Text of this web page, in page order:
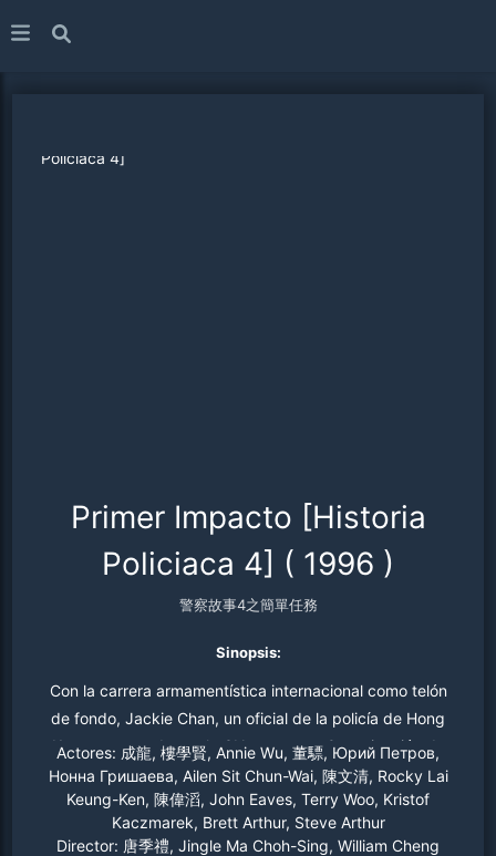
Primer Impacto [Historia
Policiaca 4] ( 1996 )
警察故事4之簡單任務
Sinopsis:
Con la carrera armamentística internacional como telón
de fondo, Jackie Chan, un oficial de la policía de Hong
Kong contratado por la CIA y por una Organización de
Inteligencia Rusa, utiliza todas las armas a su alcance
para recuperar una cabeza atómica ucraniana que ha
sido robada… Cuarta entrega de la saga «Police Story».
Actores: 成龍, 樓學賢, Annie Wu, 董驃, Юрий Петров,
Нонна Гришаева, Ailen Sit Chun-Wai, 陳文清, Rocky Lai
Keung-Ken, 陳偉滔, John Eaves, Terry Woo, Kristof
Kaczmarek, Brett Arthur, Steve Arthur
Director: 唐季禮, Jingle Ma Choh-Sing, William Cheng